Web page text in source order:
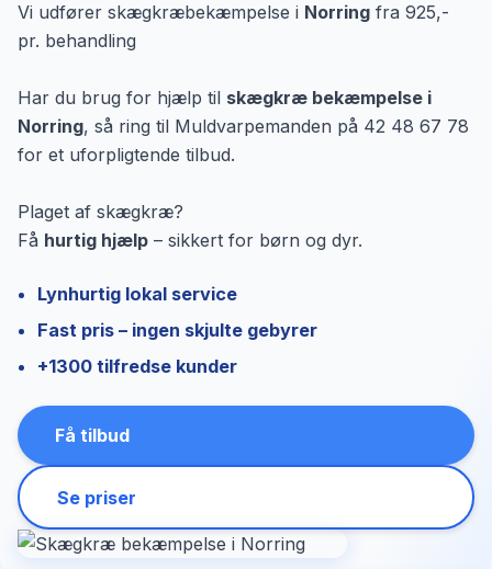
Vi udfører skægkræbekæmpelse i Norring fra 925,-
pr. behandling
Har du brug for hjælp til skægkræ bekæmpelse i
Norring, så ring til Muldvarpemanden på 42 48 67 78
for et uforpligtende tilbud.
Plaget af skægkræ?
Få hurtig hjælp – sikkert for børn og dyr.
Lynhurtig lokal service
Fast pris – ingen skjulte gebyrer
+1300 tilfredse kunder
Få tilbud
Se priser